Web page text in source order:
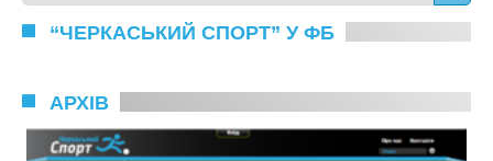
“ЧЕРКАСЬКИЙ СПОРТ” У ФБ
АРХІВ